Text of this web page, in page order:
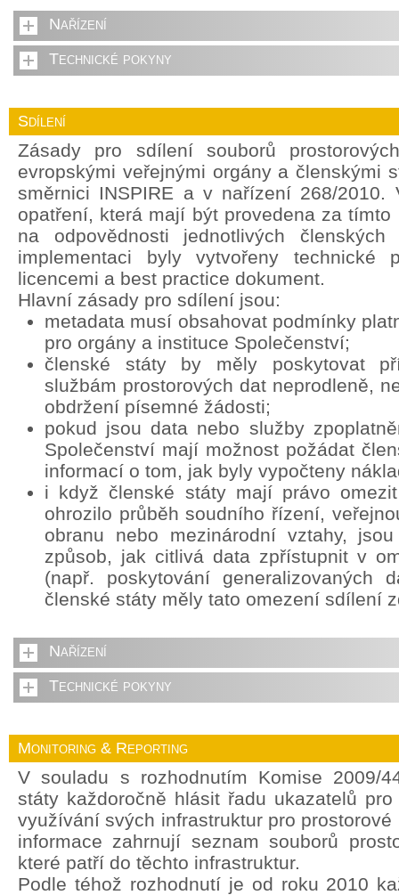
Nařízení
Technické pokyny
Sdílení
Zásady pro sdílení souborů
evropskými veřejnými orgány a členskými
směrnici INSPIRE a v nařízení 268/2010.
opatření, která mají být provedena za tímto
na odpovědnosti jednotlivých
implementaci byly vytvořeny technické
licencemi a best practice dokument.
Hlavní zásady pro sdílení jsou:
metadata musí obsahovat podmínky
pro orgány a instituce Společenství;
členské státy by měly poskytovat
službám prostorových dat neprodleně,
obdržení písemné žádosti;
pokud jsou data nebo služby
Společenství mají možnost požádat
informací o tom, jak byly vypočteny
i když členské státy mají právo
ohrozilo průběh soudního řízení,
obranu nebo mezinárodní vztahy,
způsob, jak citlivá data zpřístupnit v
(např. poskytování generalizovaných
členské státy měly tato omezení sdílení
Nařízení
Technické pokyny
Monitoring & Reporting
V souladu s rozhodnutím Komise 2009/
státy každoročně hlásit řadu ukazatelů
využívání svých infrastruktur pro
informace zahrnují seznam souborů
které patří do těchto infrastruktur.
Podle téhož rozhodnutí je od roku 2010